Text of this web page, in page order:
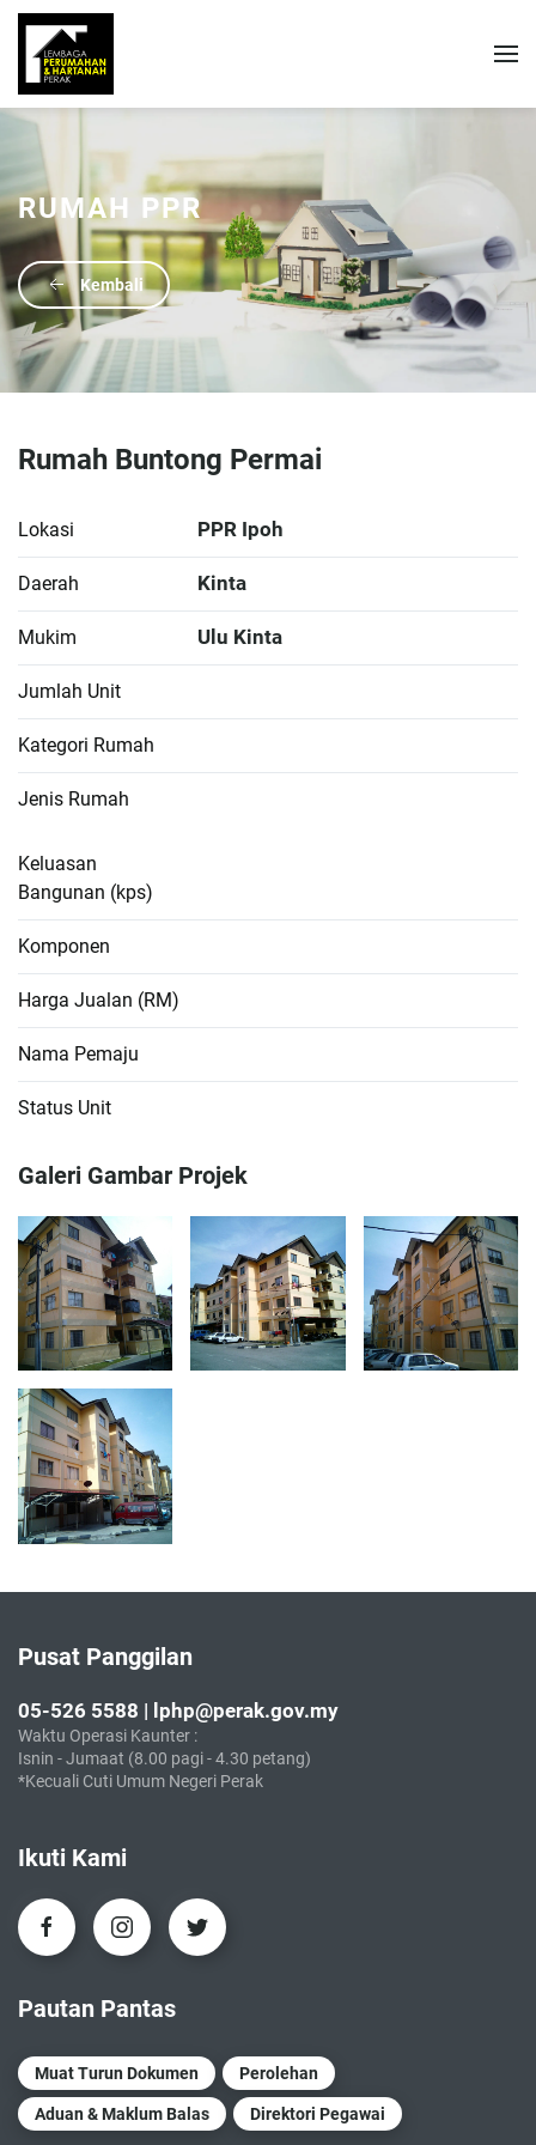
RUMAH PPR
Kembali
Rumah Buntong Permai
Lokasi PPR Ipoh
Daerah Kinta
Mukim Ulu Kinta
Jumlah Unit
Kategori Rumah
Jenis Rumah
Keluasan
Bangunan (kps)
Komponen
Harga Jualan (RM)
Nama Pemaju
Status Unit
Galeri Gambar Projek
Pusat Panggilan
05-526 5588 | lphp@perak.gov.my
Waktu Operasi Kaunter :
Isnin - Jumaat (8.00 pagi - 4.30 petang)
*Kecuali Cuti Umum Negeri Perak
Ikuti Kami
Pautan Pantas
Muat Turun Dokumen Perolehan
Aduan & Maklum Balas Direktori Pegawai